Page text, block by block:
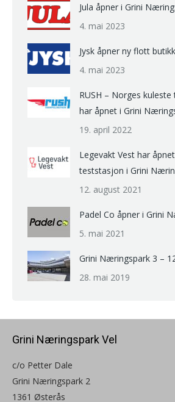
Jula åpner i Grini
4. mai 2023
Jysk åpner ny flott
4. mai 2023
RUSH – Norges
har åpnet i Grini
19. april 2022
Legevakt Vest har
teststasjon i Grini
12. august 2021
Padel Co åpner i Grini
5. mai 2021
Grini Næringspark 3 –
28. mai 2019
Grini Næringspark Vel
c/o Petter Dale
Grini Næringspark 2
1361 Østerås